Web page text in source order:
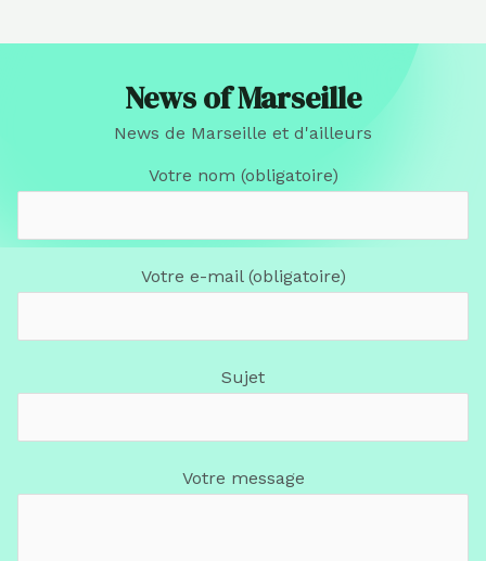
News of Marseille
News de Marseille et d'ailleurs
Votre nom (obligatoire)
Votre e-mail (obligatoire)
Sujet
Votre message